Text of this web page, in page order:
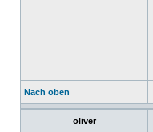
Nach oben
oliver